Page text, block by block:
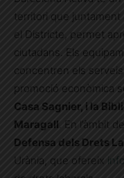
territori que
el Districte, permet
ciutadans. Els
concentren els
promoció econòmica
Casa Sagnier, i la
Maragall
. En l’àmbit
Defensa dels Drets
Urània, que ofereix